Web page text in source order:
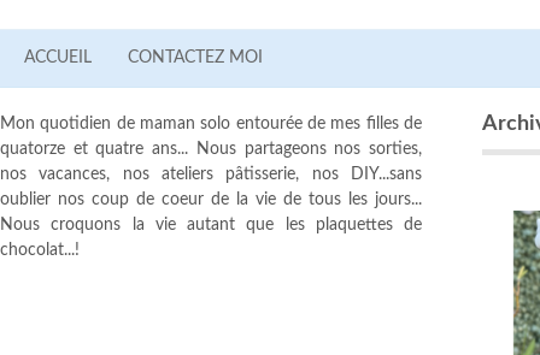
ACCUEIL CONTACTEZ MOI
Mon quotidien de maman solo entourée de mes filles de
quatorze et quatre ans... Nous partageons nos sorties,
nos vacances, nos ateliers pâtisserie, nos DIY...sans
oublier nos coup de coeur de la vie de tous les jours...
Nous croquons la vie autant que les plaquettes de
chocolat...!